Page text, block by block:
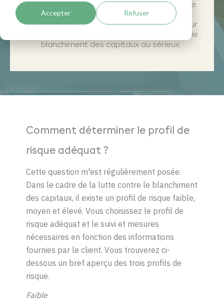
Accepter Refuser
dois-je noter et quel type de recherches, de
mesures de vigilance et de suivi dois-je
effectuer ? Il s'agit d'une référence utile pour
tout professionnel qui prend la lutte contre le
blanchiment des capitaux au sérieux.
Comment déterminer le profil de
risque adéquat ?
Cette question m'est régulièrement posée.
Dans le cadre de la lutte contre le blanchiment
des capitaux, il existe un profil de risque faible,
moyen et élevé. Vous choisissez le profil de
risque adéquat et le suivi et mesures
nécessaires en fonction des informations
fournies par le client. Vous trouverez ci-
dessous un bref aperçu des trois profils de
risque.
Faible